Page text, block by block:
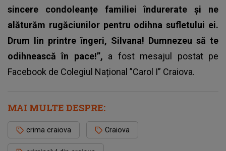
sincere condoleanțe familiei îndurerate și ne
alăturăm rugăciunilor pentru odihna sufletului ei.
Drum lin printre îngeri, Silvana! Dumnezeu să te
odihnească în pace!”, a fost mesajul postat pe
Facebook de Colegiul Național ”Carol I” Craiova.
MAI MULTE DESPRE:
crima craiova Craiova